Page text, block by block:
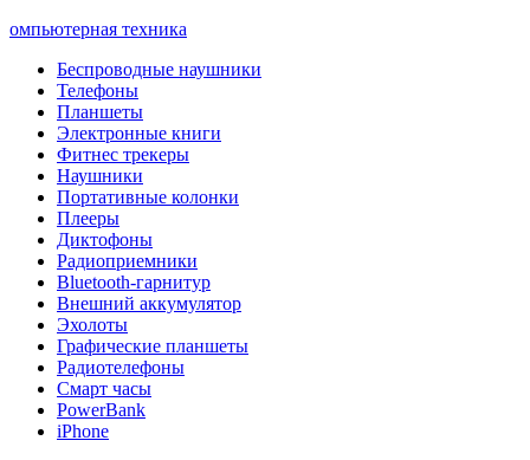
омпьютерная техника
Беспроводные наушники
Телефоны
Планшеты
Электронные книги
Фитнес трекеры
Наушники
Портативные колонки
Плееры
Диктофоны
Радиоприемники
Bluetooth-гарнитур
Внешний аккумулятор
Эхолоты
Графические планшеты
Радиотелефоны
Смарт часы
PowerBank
iPhone